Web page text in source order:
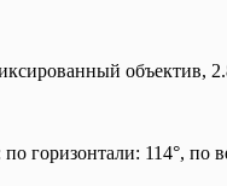
объектив,
горизонтали: 114°, по